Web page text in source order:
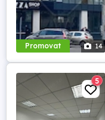
Promovat 14
5